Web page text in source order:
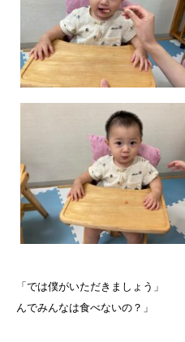
「では僕がいただきましょう
んでみんなは食べないの？」